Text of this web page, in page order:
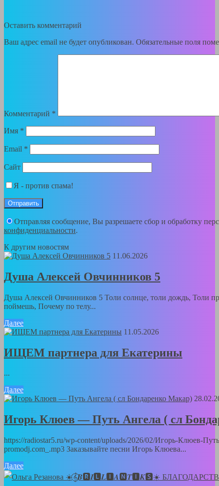
Оставить комментарий
Ваш адрес email не будет опубликован. Обязательные поля
Комментарий *
Имя *
Email *
Сайт
Я - против спама!
Отправляя сообщение, Вы разрешаете сбор и обработку
конфиденциальности.
К другим новостям
11.06.2026
Душа Алексей Овчинников 5
Душа Алексей Овчинников 5 Толи солнце, толи дождь, Толи
поймешь, Почему по телу...
Далее
11.05.2026
ИЩЕМ партнера для Екатерины
...
Далее
Игорь Клюев — Путь Ангела ( сл
https://radiostar5.ru/wp-content/uploads/2026/02/Игорь-Клюев-
promodj.com_.mp3 Заказывайте песни Игорь Клюева...
Далее